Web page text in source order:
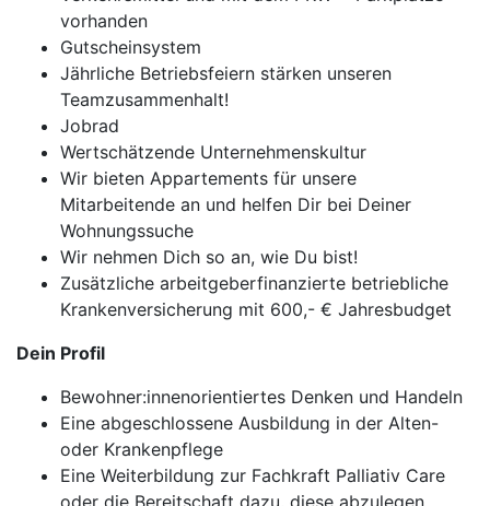
vorhanden
Gutscheinsystem
Jährliche Betriebsfeiern stärken unseren
Teamzusammenhalt!
Jobrad
Wertschätzende Unternehmenskultur
Wir bieten Appartements für unsere
Mitarbeitende an und helfen Dir bei Deiner
Wohnungssuche
Wir nehmen Dich so an, wie Du bist!
Zusätzliche arbeitgeberfinanzierte betriebliche
Krankenversicherung mit 600,- € Jahresbudget
Dein Profil
Bewohner:innenorientiertes Denken und Handeln
Eine abgeschlossene Ausbildung in der Alten-
oder Krankenpflege
Eine Weiterbildung zur Fachkraft Palliativ Care
oder die Bereitschaft dazu, diese abzulegen